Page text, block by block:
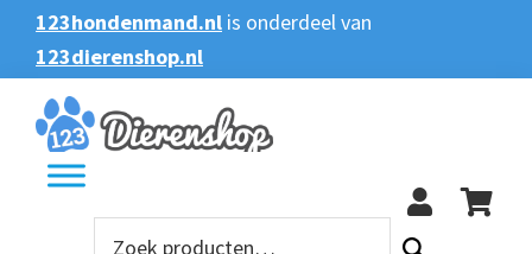
Spring
naar
de
hoofdnavigatie
Door
naar
de
hoofd
inhoud
Spring
naar
de
voettekst
123hondenmand.nl is onderdeel van
123dierenshop.nl
Zoeken
Zoeken
naar: